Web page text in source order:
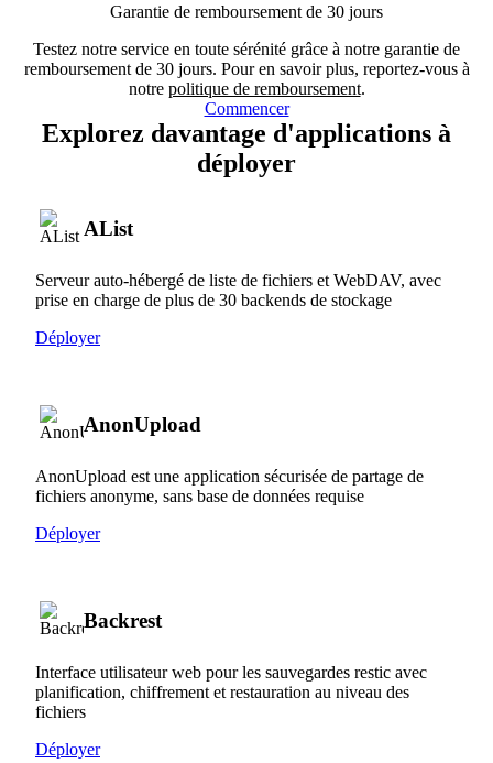
Garantie de remboursement de 30 jours
Testez notre service en toute sérénité grâce à notre garantie de
remboursement de 30 jours. Pour en savoir plus, reportez-vous à
notre politique de remboursement.
Commencer
Explorez davantage d'applications à
déployer
AList
Serveur auto-hébergé de liste de fichiers et WebDAV, avec
prise en charge de plus de 30 backends de stockage
Déployer
AnonUpload
AnonUpload est une application sécurisée de partage de
fichiers anonyme, sans base de données requise
Déployer
Backrest
Interface utilisateur web pour les sauvegardes restic avec
planification, chiffrement et restauration au niveau des
fichiers
Déployer